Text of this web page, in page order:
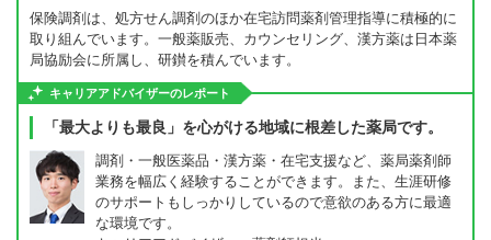
保険調剤は、処方せん調剤のほか在宅訪問薬剤管理指導に積極的に
取り組んでいます。一般薬販売、カウンセリング、漢方薬は日本薬
局協励会に所属し、研鑚を積んでいます。
キャリアアドバイザーのレポート
「最大よりも最良」を心がける地域に根差した薬局です。
調剤・一般医薬品・漢方薬・在宅支援など、薬局薬剤師
業務を幅広く経験することができます。また、生涯研修
のサポートもしっかりしているので意欲のある方に最適
な環境です。